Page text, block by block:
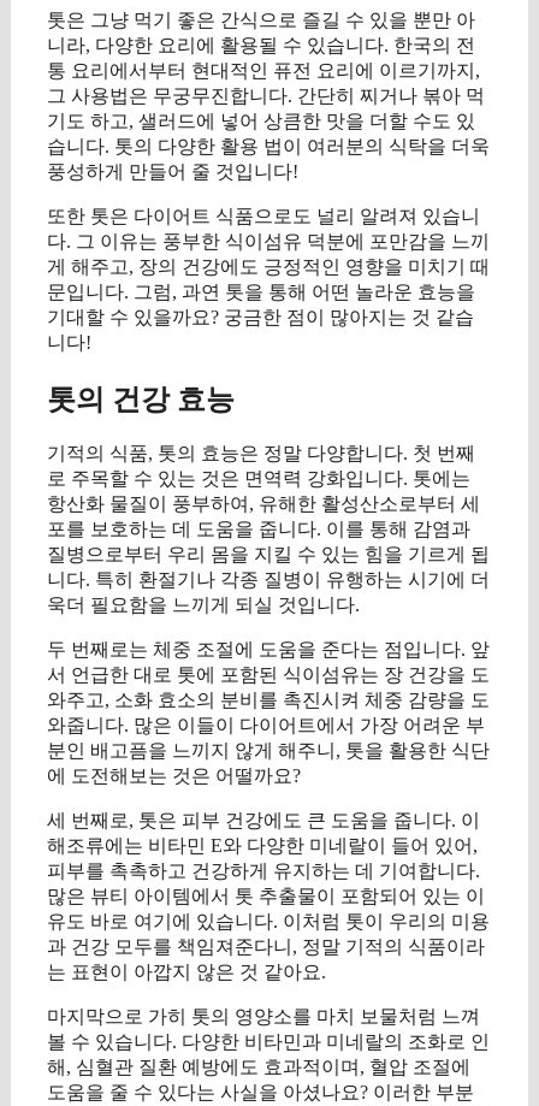
톳은 그냥 먹기 좋은 간식으로 즐길 수 있을 뿐만 아
니라, 다양한 요리에 활용될 수 있습니다. 한국의 전
통 요리에서부터 현대적인 퓨전 요리에 이르기까지,
그 사용법은 무궁무진합니다. 간단히 찌거나 볶아 먹
기도 하고, 샐러드에 넣어 상큼한 맛을 더할 수도 있
습니다. 톳의 다양한 활용 법이 여러분의 식탁을 더욱
풍성하게 만들어 줄 것입니다!
또한 톳은 다이어트 식품으로도 널리 알려져 있습니
다. 그 이유는 풍부한 식이섬유 덕분에 포만감을 느끼
게 해주고, 장의 건강에도 긍정적인 영향을 미치기 때
문입니다. 그럼, 과연 톳을 통해 어떤 놀라운 효능을
기대할 수 있을까요? 궁금한 점이 많아지는 것 같습
니다!
톳의 건강 효능
기적의 식품, 톳의 효능은 정말 다양합니다. 첫 번째
로 주목할 수 있는 것은 면역력 강화입니다. 톳에는
항산화 물질이 풍부하여, 유해한 활성산소로부터 세
포를 보호하는 데 도움을 줍니다. 이를 통해 감염과
질병으로부터 우리 몸을 지킬 수 있는 힘을 기르게 됩
니다. 특히 환절기나 각종 질병이 유행하는 시기에 더
욱더 필요함을 느끼게 되실 것입니다.
두 번째로는 체중 조절에 도움을 준다는 점입니다. 앞
서 언급한 대로 톳에 포함된 식이섬유는 장 건강을 도
와주고, 소화 효소의 분비를 촉진시켜 체중 감량을 도
와줍니다. 많은 이들이 다이어트에서 가장 어려운 부
분인 배고픔을 느끼지 않게 해주니, 톳을 활용한 식단
에 도전해보는 것은 어떨까요?
세 번째로, 톳은 피부 건강에도 큰 도움을 줍니다. 이
해조류에는 비타민 E와 다양한 미네랄이 들어 있어,
피부를 촉촉하고 건강하게 유지하는 데 기여합니다.
많은 뷰티 아이템에서 톳 추출물이 포함되어 있는 이
유도 바로 여기에 있습니다. 이처럼 톳이 우리의 미용
과 건강 모두를 책임져준다니, 정말 기적의 식품이라
는 표현이 아깝지 않은 것 같아요.
마지막으로 가히 톳의 영양소를 마치 보물처럼 느껴
볼 수 있습니다. 다양한 비타민과 미네랄의 조화로 인
해, 심혈관 질환 예방에도 효과적이며, 혈압 조절에
도움을 줄 수 있다는 사실을 아셨나요? 이러한 부분